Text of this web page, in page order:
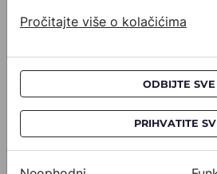
Kravata CROATA AuHRum
532,00 €
Pročitajte više o kolačićima
ODBIJTE SVE
PRIHVATITE